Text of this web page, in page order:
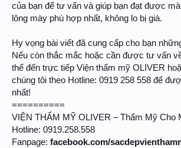
của bạn để tư vấn và giúp bạn đạt được
lông mày phù hợp nhất, không lo bị già.
Hy vọng bài viết đã cung cấp cho bạn
Nếu còn thắc mắc hoặc cần được tư vấn
thể đến trực tiếp Viện thẩm mỹ OLIVER
chúng tôi theo Hotline: 0919 258 558 để
nhất!
==========
VIỆN THẨM MỸ OLIVER – Thẩm Mỹ Cho
Hotline: 0919.258.558
Fanpage: facebook.com/